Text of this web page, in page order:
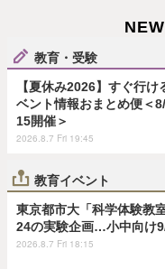
教育・受験
【夏休み2026】すぐ行け
ベント情報おまとめ便＜
15開催＞
2026.8.7 Fri 19:45
教育イベント
東京都市大「科学体験教室
24の実験企画…小中向け
2026.8.7 Fri 18:15